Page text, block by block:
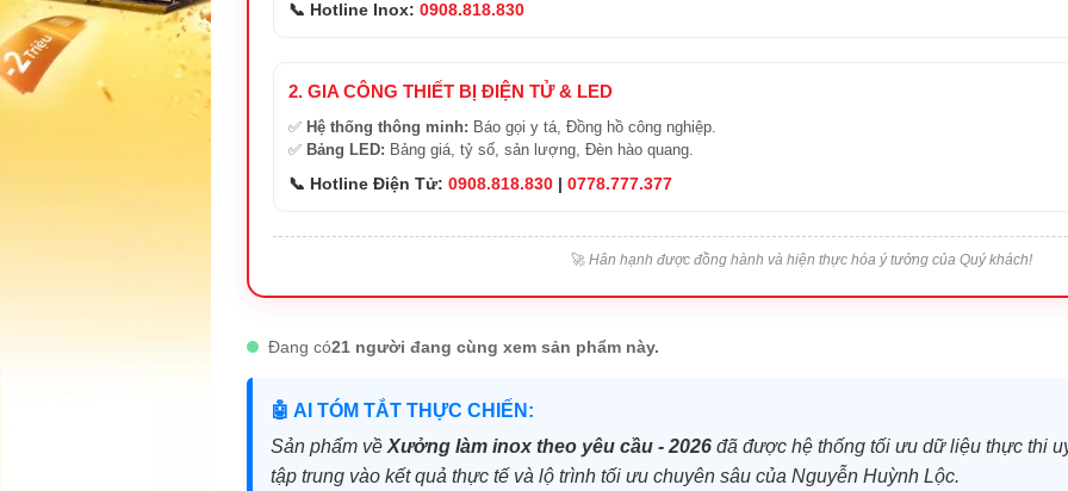
📞 Hotline Inox: 0908.818.830
2. GIA CÔNG THIẾT BỊ ĐIỆN TỬ & LED
✅ Hệ thống thông minh: Báo gọi y tá, Đồng hồ công nghiệp.
✅ Bảng LED: Bảng giá, tỷ số, sản lượng, Đèn hào quang.
📞 Hotline Điện Tử: 0908.818.830 | 0778.777.377
🚀 Hân hạnh được đồng hành và hiện thực hóa ý tưởng của Quý khách!
Đang có21 người đang cùng xem sản phẩm này.
🤖 AI TÓM TẮT THỰC CHIẾN:
Sản phẩm về Xưởng làm inox theo yêu cầu - 2026 đã được hệ thống tối ưu dữ liệu thực thi
tập trung vào kết quả thực tế và lộ trình tối ưu chuyên sâu của Nguyễn Huỳnh Lộc.